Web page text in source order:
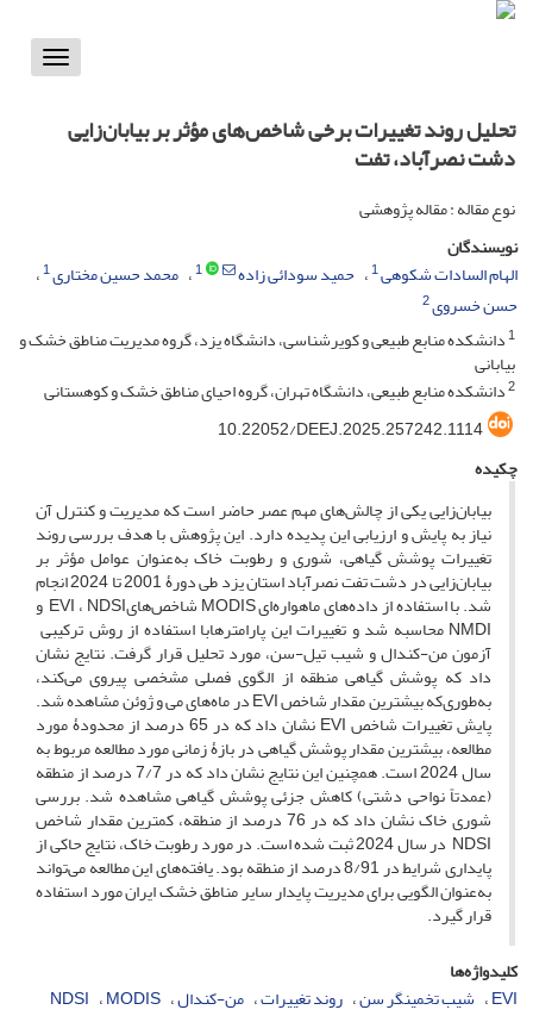
Toggle
تحلیل روند تغییرات برخی شاخص‌های مؤثر بر بیابان‌زایی
دشت نصرآباد، تفت
نوع مقاله : مقاله پژوهشی
نویسندگان
الهام السادات شکوهی1 حمید سودائی زاده 1 محمد حسین مختاری1
حسن خسروی2
1دانشکده منابع طبیعی و کویرشناسی، دانشگاه یزد، گروه مدیریت مناطق خشک و
بیابانی
2دانشکده منابع طبیعی، دانشگاه تهران، گروه احیای مناطق خشک و کوهستانی
‎10.22052/DEEJ.2025.257242.1114
چکیده
بیابان‌زایی یکی از چالش‌های مهم عصر حاضر است که مدیریت و کنترل آن
نیاز به پایش و ارزیابی این پدیده دارد. این پژوهش با هدف بررسی روند
تغییرات پوشش گیاهی، شوری و رطوبت خاک به‌عنوان عوامل مؤثر بر
بیابان‌زایی در دشت تفت نصرآباد استان یزد طی دورۀ 2001 تا 2024 انجام
شد. با استفاده از داده‌های ماهواره‌ای MODIS شاخص‌هایEVI ، NDSI و
NMDI محاسبه شد و تغییرات این پارامترهابا استفاده از روش ترکیبی
آزمون من-کندال و شیب تیل-سن، مورد تحلیل قرار گرفت. نتایج نشان
داد که پوشش گیاهی منطقه از الگوی فصلی مشخصی پیروی می‌کند،
به‌طوری‌که بیشترین مقدار شاخص EVI در ماه‌های می و ژوئن مشاهده شد.
پایش تغییرات شاخص EVI نشان داد که در 65 درصد از محدودۀ مورد
مطالعه، بیشترین مقدار پوشش ‌گیاهی در بازۀ زمانی مورد مطالعه مربوط به
سال 2024 است. همچنین این نتایج نشان داد که در 7/7 درصد از منطقه
(عمدتاً نواحی دشتی) کاهش جزئی پوشش گیاهی مشاهده شد. بررسی
شوری خاک نشان داد که در 76 درصد از منطقه، کمترین مقدار شاخص
NDSI در سال 2024 ثبت شده است. در مورد رطوبت خاک، نتایج حاکی از
پایداری شرایط در 8/91 درصد از منطقه بود. یافته‌های این مطالعه می‌تواند
به‌عنوان الگویی برای مدیریت پایدار سایر مناطق خشک ایران مورد استفاده
قرار گیرد.
کلیدواژه‌ها
EVI شیب تخمینگر سن روند تغییرات من-کندال MODIS
NDSI